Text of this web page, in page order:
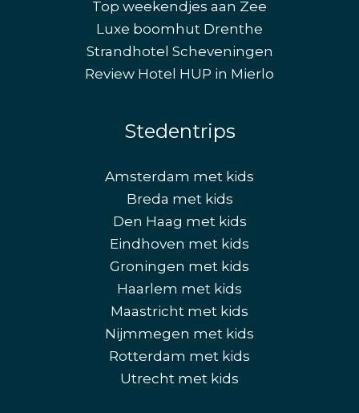
Top weekendjes aan Zee
Luxe boomhut Drenthe
Strandhotel Scheveningen
Review Hotel HUP in Mierlo
Stedentrips
Amsterdam met kids
Breda met kids
Den Haag met kids
Eindhoven met kids
Groningen met kids
Haarlem met kids
Maastricht met kids
Nijmmegen met kids
Rotterdam met kids
Utrecht met kids